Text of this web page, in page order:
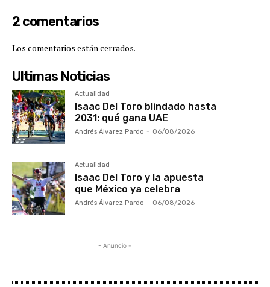
2 comentarios
Los comentarios están cerrados.
Ultimas Noticias
Actualidad
Isaac Del Toro blindado hasta
2031: qué gana UAE
Andrés Álvarez Pardo - 06/08/2026
Actualidad
Isaac Del Toro y la apuesta
que México ya celebra
Andrés Álvarez Pardo - 06/08/2026
- Anuncio -